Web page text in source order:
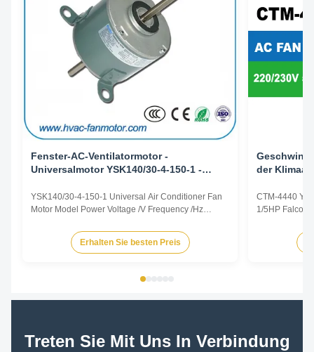
Fenster-AC-Ventilatormotor -
Universalmotor YSK140/30-4-150-1 -
YSK140/30-4-150-1 Universal Air Conditioner Fan
Motor Model Power Voltage /V Frequency /Hz
6A 1/7HP 220/230 50/60 825/3 5KCP29TUE1195
CTM-738 YSK120-185-6 1/4HP 220/230 50/60
Erhalten Sie besten Preis
der
CTM-4440
1/5HP Falcon
dimensions
Treten Sie Mit Uns In Verbindung